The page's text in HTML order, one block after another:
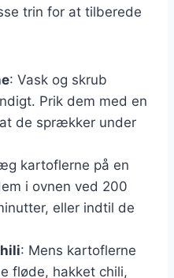
trin for at tilberede
: Vask og skrub
Prik dem med en
de sprækker under
kartoflerne på en
i ovnen ved 200
eller indtil de
: Mens kartoflerne
fløde, hakket chili,